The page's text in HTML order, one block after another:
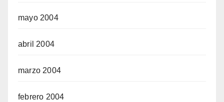
mayo 2004
abril 2004
marzo 2004
febrero 2004